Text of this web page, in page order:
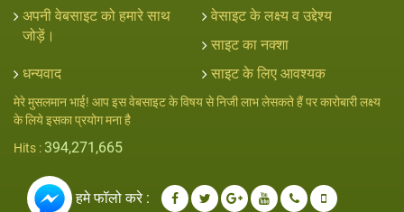
अपनी वेबसाइट को हमारे साथ
जोड़ें।
वेसाइट के लक्ष्य व उद्देश्य
साइट का नक्शा
धन्यवाद
साइट के लिए आवश्यक
मेरे मुसलमान भाई! आप इस वेबसाइट के विषय से निजी लाभ लेसकते हैं पर कारोबारी लक्ष्य
के लिये इसका प्रयोग मना है
Hits : 394,271,665
हमे फॉलो करे :